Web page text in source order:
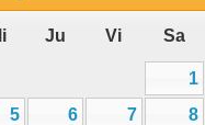
Ju Vi Sa
1
5 6 7 8